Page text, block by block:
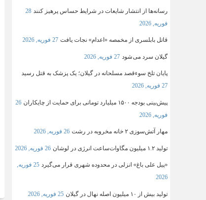
رسانه‌ها از انتشار شایعات در شرایط حساس پرهیز کنند 28
فوریه, 2026
قاتل بابلسری از مخمصه «اعدام» نجات یافت 27 فوریه, 2026
گیلان سرد می شود 27 فوریه, 2026
پایان تلخ سوءقصد مسلحانه در گیلان؛ یک پزشک به قتل رسید
27 فوریه, 2026
پیش‌بینی بودجه ۱۵۰۰ میلیارد تومانی برای حمایت از چایکاران
26
فوریه, 2026
مهار آتش‌سوزی ۲ خانه مخروبه در رشت 26 فوریه, 2026
تولید ۱.۲ میلیون مگاوات‌ساعت انرژی در لوشان 26 فوریه, 2026
«پیل علی باغ» انزلی در محدوده شهری قرار می‌گیرد
25 فوریه,
2026
تولید بیش از ۱۰ میلیون اصله نهال در گیلان 25 فوریه, 2026